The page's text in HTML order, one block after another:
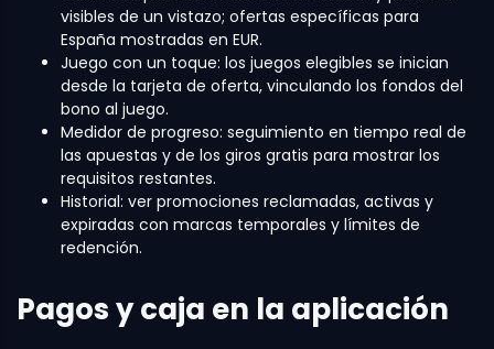
visibles de un vistazo; ofertas específicas para
España mostradas en EUR.
Juego con un toque: los juegos elegibles se inician
desde la tarjeta de oferta, vinculando los fondos del
bono al juego.
Medidor de progreso: seguimiento en tiempo real de
las apuestas y de los giros gratis para mostrar los
requisitos restantes.
Historial: ver promociones reclamadas, activas y
expiradas con marcas temporales y límites de
redención.
Pagos y caja en la aplicación